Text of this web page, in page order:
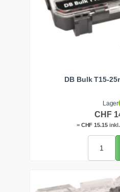
DB Bulk T15-
Lager
CHF
= CHF 15.15inkl.